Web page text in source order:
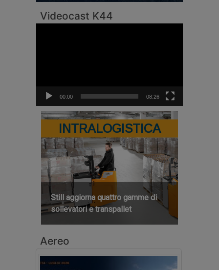
Videocast K44
00:00 08:26
INTRALOGISTICA
Still aggiorna quattro gamme di
sollevatori e transpallet
Aereo